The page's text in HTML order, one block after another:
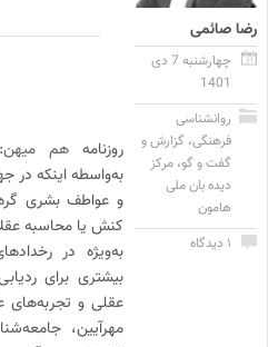
رضا صائمی
چهارشنبه 7 دی
1401
روانشناسی
فرهنگی، گزارش و
گفت و گو، مرکز
دیده بان ملی
هامون
۱ دیدگاه
روزنامه هم میهن
به‌واسطه اینکه در
و عواطف بشری گره
کنش یا محاسبه
به‌ویژه در
بیشتری برای
عقلی و تجربه‌های
مهرآیین،